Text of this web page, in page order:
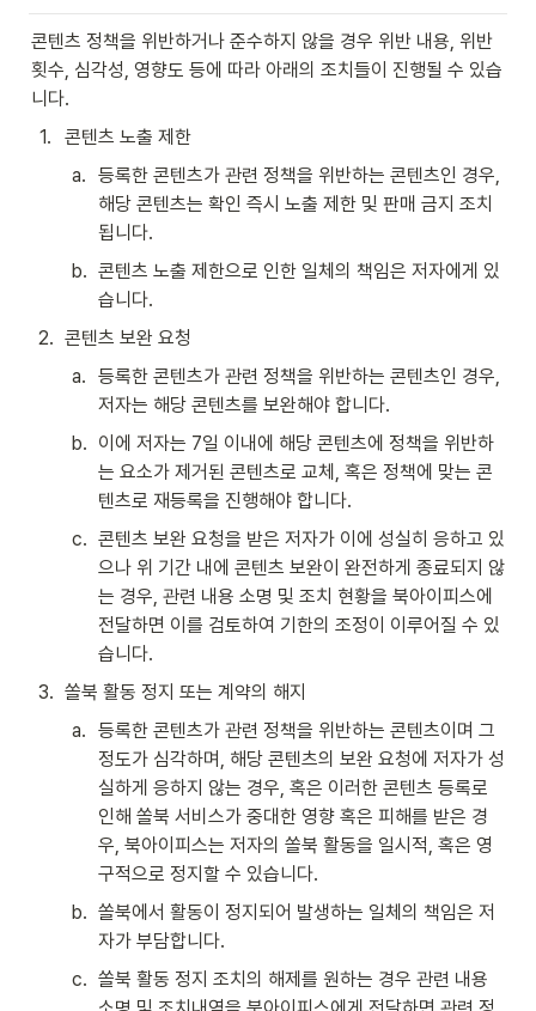
콘텐츠 정책을 위반하거나 준수하지 않을 경우 위반 내용, 위반
횟수, 심각성, 영향도 등에 따라 아래의 조치들이 진행될 수 있습
니다.
1.
콘텐츠 노출 제한
a. 등록한 콘텐츠가 관련 정책을 위반하는 콘텐츠인 경우,
해당 콘텐츠는 확인 즉시 노출 제한 및 판매 금지 조치
됩니다.
b. 콘텐츠 노출 제한으로 인한 일체의 책임은 저자에게 있
습니다.
2. 콘텐츠 보완 요청
a. 등록한 콘텐츠가 관련 정책을 위반하는 콘텐츠인 경우,
저자는 해당 콘텐츠를 보완해야 합니다.
b. 이에 저자는 7일 이내에 해당 콘텐츠에 정책을 위반하
는 요소가 제거된 콘텐츠로 교체, 혹은 정책에 맞는 콘
텐츠로 재등록을 진행해야 합니다.
c. 콘텐츠 보완 요청을 받은 저자가 이에 성실히 응하고 있
으나 위 기간 내에 콘텐츠 보완이 완전하게 종료되지 않
는 경우, 관련 내용 소명 및 조치 현황을 북아이피스에
전달하면 이를 검토하여 기한의 조정이 이루어질 수 있
습니다.
3. 쏠북 활동 정지 또는 계약의 해지
a. 등록한 콘텐츠가 관련 정책을 위반하는 콘텐츠이며 그
정도가 심각하며, 해당 콘텐츠의 보완 요청에 저자가 성
실하게 응하지 않는 경우, 혹은 이러한 콘텐츠 등록로
인해 쏠북 서비스가 중대한 영향 혹은 피해를 받은 경
우, 북아이피스는 저자의 쏠북 활동을 일시적, 혹은 영
구적으로 정지할 수 있습니다.
b. 쏠북에서 활동이 정지되어 발생하는 일체의 책임은 저
자가 부담합니다.
c. 쏠북 활동 정지 조치의 해제를 원하는 경우 관련 내용